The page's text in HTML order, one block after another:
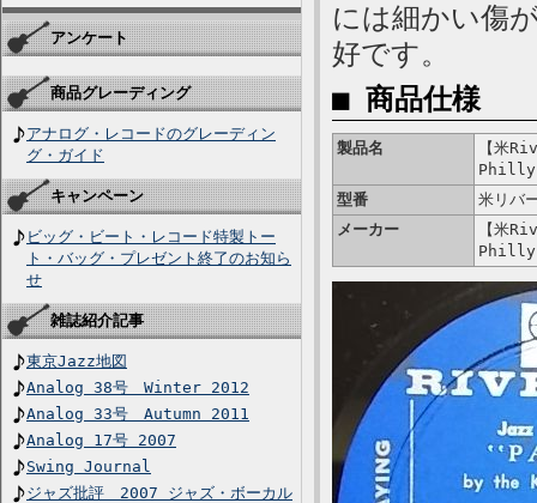
アンケート
商品グレーディング
アナログ・レコードのグレーディン
グ・ガイド
キャンペーン
ビッグ・ビート・レコード特製トー
ト・バッグ・プレゼント終了のお知ら
せ
雑誌紹介記事
東京Jazz地図
Analog 38号 Winter 2012
Analog 33号 Autumn 2011
Analog 17号 2007
Swing Journal
ジャズ批評 2007 ジャズ・ボーカル
には細かい傷
好です。
■ 商品仕様
製品名
【米
Philly
型番
米リバ
メーカー
【米
Philly